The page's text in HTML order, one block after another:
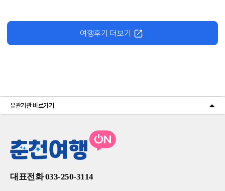
여행후기 더보기
유관기관 바로가기
대표전화 033-250-3114